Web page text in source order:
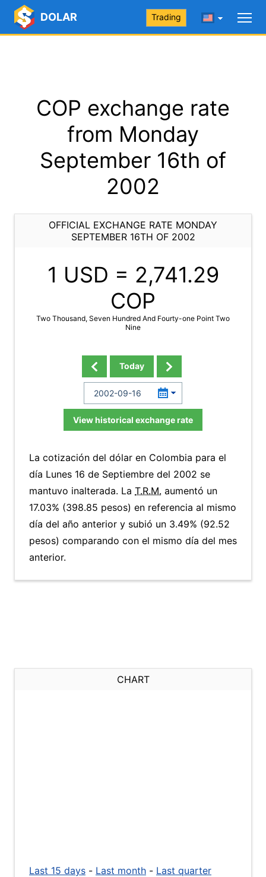
DOLAR Trading
COP exchange rate
from Monday
September 16th of
2002
OFFICIAL EXCHANGE RATE MONDAY
SEPTEMBER 16TH OF 2002
1 USD = 2,741.29
COP
Two Thousand, Seven Hundred And Fourty-one Point Two
Nine
Today
View historical exchange rate
La cotización del dólar en Colombia para el
día Lunes 16 de Septiembre del 2002 se
mantuvo inalterada. La T.R.M. aumentó un
17.03% (398.85 pesos) en referencia al mismo
día del año anterior y subió un 3.49% (92.52
pesos) comparando con el mismo día del mes
anterior.
CHART
Last 15 days - Last month - Last quarter